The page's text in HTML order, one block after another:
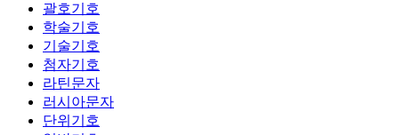
괄호기호
학술기호
기술기호
첨자기호
라틴문자
러시아문자
단위기호